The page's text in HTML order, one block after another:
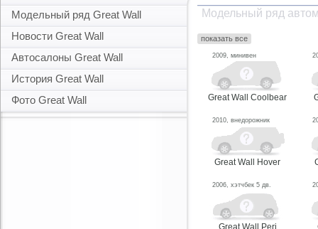
Модельный ряд Great Wall
Новости Great Wall
Автосалоны Great Wall
История Great Wall
Фото Great Wall
Модельный ряд
показать все
2009, минивен
Great Wall Coolbear
2010, внедорожник
Great Wall Hover
2006, хэтчбек 5 дв.
Great Wall Peri